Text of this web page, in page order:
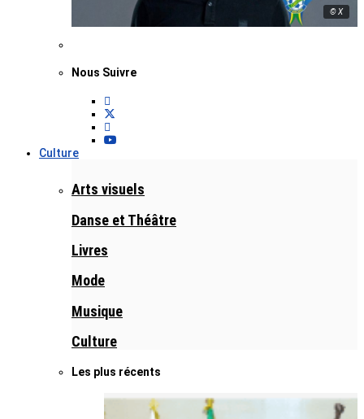
© X
Nous Suivre
Culture
Arts visuels
Danse et Théâtre
Livres
Mode
Musique
Culture
Les plus récents